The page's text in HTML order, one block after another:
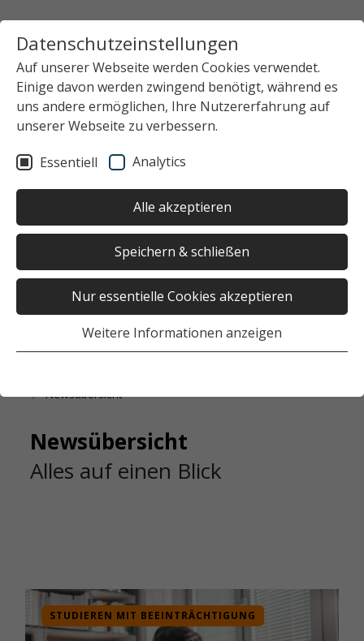
Datenschutzeinstellungen
Auf unserer Webseite werden Cookies verwendet.
Einige davon werden zwingend benötigt, während es
uns andere ermöglichen, Ihre Nutzererfahrung auf
unserer Webseite zu verbessern.
Essentiell Analytics
Alle akzeptieren
Speichern & schließen
Nur essentielle Cookies akzeptieren
Weitere Informationen anzeigen
Newsübersicht
Newsübersicht
Alles auf einen Blick
STUDIEREN MIT BEEINTRÄCHTIGUNG